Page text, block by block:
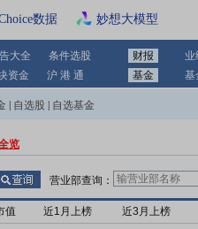
数据 妙想大模型
大全 条件选股 财报 业
资金 沪 港 通 基金 基
自选股 自选基金
览
营业部查询：
值 近1月上榜 近3月上榜